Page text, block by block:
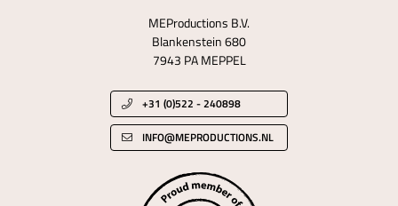
MEProductions B.V.
Blankenstein 680
7943 PA MEPPEL
+31 (0)522 - 240898
INFO@MEPRODUCTIONS.NL